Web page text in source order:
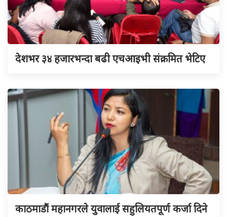
देशभर ३४ हजारभन्दा बढी एचआइभी संक्रमित भेटिए
काठमाडौं महानगरले युवालाई सहुलियतपूर्ण कर्जा दिने